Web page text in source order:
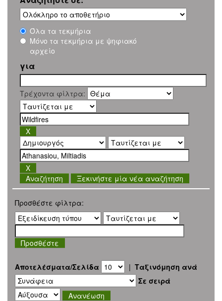
Όλα τα τεκμήρια
Μόνο τα τεκμήρια με ψηφιακό
αρχείο
για
Τρέχοντα φίλτρα:
Ξεκινήστε μία νέα αναζήτηση
Προσθέστε φίλτρα:
Αποτελέσματα/Σελίδα | Ταξινόμηση ανά
Σε σειρά